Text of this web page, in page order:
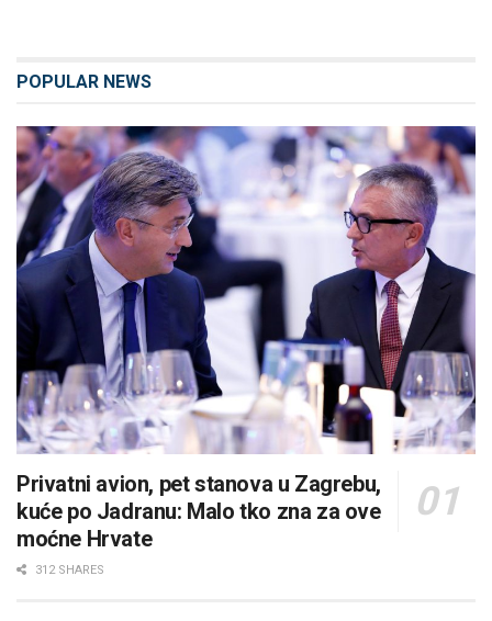
POPULAR NEWS
Privatni avion, pet stanova u Zagrebu,
kuće po Jadranu: Malo tko zna za ove
moćne Hrvate
312 SHARES